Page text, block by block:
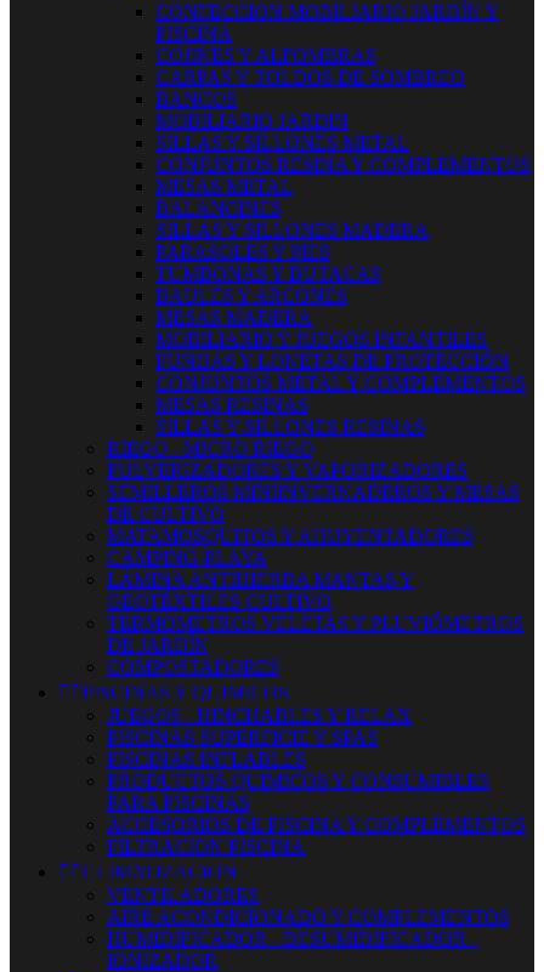
CONFECCION MOBILIARIO JARDÍN Y
PISCINA
COJINES Y ALFOMBRAS
CARPAS Y TOLDOS DE SOMBREO
BANCOS
MOBILIARIO JARDIN
SILLAS Y SILLONES METAL
CONJUNTOS RESINA Y COMPLEMENTOS
MESAS METAL
BALANCINES
SILLAS Y SILLONES MADERA
PARASOLES Y PIES
TUMBONAS Y BUTACAS
BAULES Y ARCONES
MESAS MADERA
MOBILIARIO Y JUEGOS INFANTILES
FUNDAS Y LONETAS DE PROTECCIÓN
CONJUNTOS METAL Y COMPLEMENTOS
MESAS RESINAS
SILLAS Y SILLONES RESINAS
RIEGO - MICRO RIEGO
PULVERIZADORES Y VAPORIZADORES
SEMILLEROS MINIINVERNADEROS Y MESAS
DE CULTIVO
MATAMOSQUITOS Y AHUYENTADORES
CAMPING-PLAYA
LÁMINA ANTIHIERBA MANTAS Y
GEOTÉXTILES CULTIVO
TERMOMETROS VELETAS Y PLUVIÓMETROS
DE JARDÍN
COMPOSTADORES
 PISCINAS Y QUIMICOS
JUEGOS - HINCHABLES Y RELAX
PISCINAS SUPERFICIE Y SPAS
PISCINAS INFLABLES
PRODUCTOS QUIMICOS Y CONSUMIBLES
PARA PISCINAS
ACCESORIOS DE PISCINA Y COMPLEMENTOS
FILTRACION PISCINA
 CLIMATIZACION
VENTILADORES
AIRE ACONDICIONADO Y COMPLEMENTOS
HUMIDIFICADOR - DESUMIDIFICADOR -
IONIZADOR